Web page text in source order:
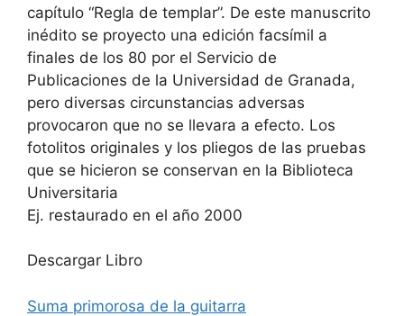
capítulo “Regla de templar”. De este manuscrito
inédito se proyecto una edición facsímil a
finales de los 80 por el Servicio de
Publicaciones de la Universidad de Granada,
pero diversas circunstancias adversas
provocaron que no se llevara a efecto. Los
fotolitos originales y los pliegos de las pruebas
que se hicieron se conservan en la Biblioteca
Universitaria
Ej. restaurado en el año 2000
Descargar Libro
Suma primorosa de la guitarra